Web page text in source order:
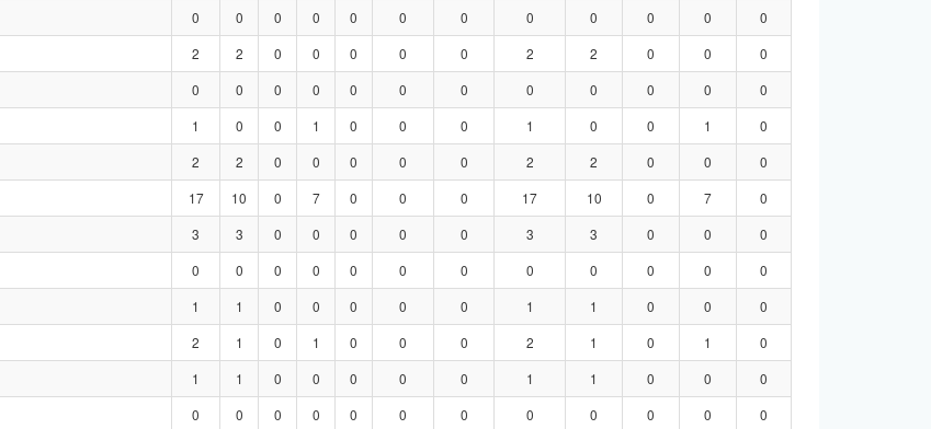
0 0 0 0 0 0 0 0 0 0 0
0
2 2 0 0 0 0 0 2 2 0 0
0
0 0 0 0 0 0 0 0 0 0 0
0
1 0 0 1 0 0 0 1 0 0 1
0
2 2 0 0 0 0 0 2 2 0 0
0
17 10 0 7 0 0 0 17 10 0 7
0
3 3 0 0 0 0 0 3 3 0 0
0
0 0 0 0 0 0 0 0 0 0 0
0
1 1 0 0 0 0 0 1 1 0 0
0
2 1 0 1 0 0 0 2 1 0 1
0
1 1 0 0 0 0 0 1 1 0 0
0
0 0 0 0 0 0 0 0 0 0 0
0